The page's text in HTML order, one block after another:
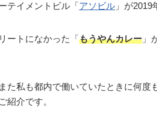
テイメントビル「アソビル 」が2019
ートになかった「もうやんカレー 」
た私も都内で働いていたときに何度
紹介です。